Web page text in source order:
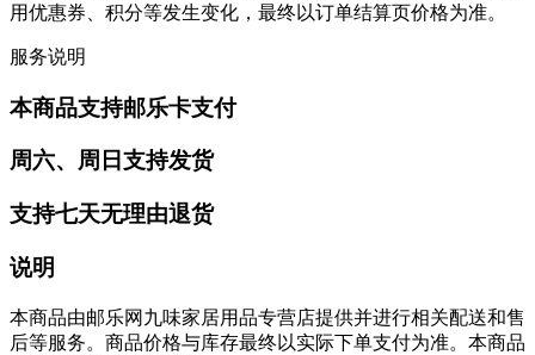
用优惠券、积分等发生变化，最终以订单结算页价格为准。
服务说明
本商品支持邮乐卡支付
周六、周日支持发货
支持七天无理由退货
说明
本商品由邮乐网九味家居用品专营店提供并进行相关配送和售
后等服务。商品价格与库存最终以实际下单支付为准。本商品